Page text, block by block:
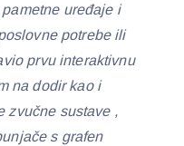
uređaje i
potrebe ili
prvu interaktivnu
na dodir kao i
zvučne sustave ,
s grafen